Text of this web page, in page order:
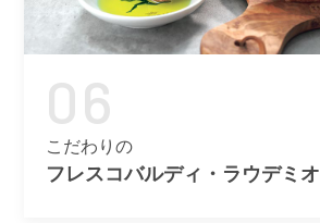
06
こだわりの
フレスコバルディ・ラウデミオ